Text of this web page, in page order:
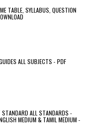
TABLE, SYLLABUS, QUESTION
ALL SUBJECTS - PDF
ALL STANDARDS -
MEDIUM & TAMIL MEDIUM -